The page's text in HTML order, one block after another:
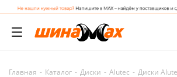
Главная - Каталог - Диски - Alutec - Диски